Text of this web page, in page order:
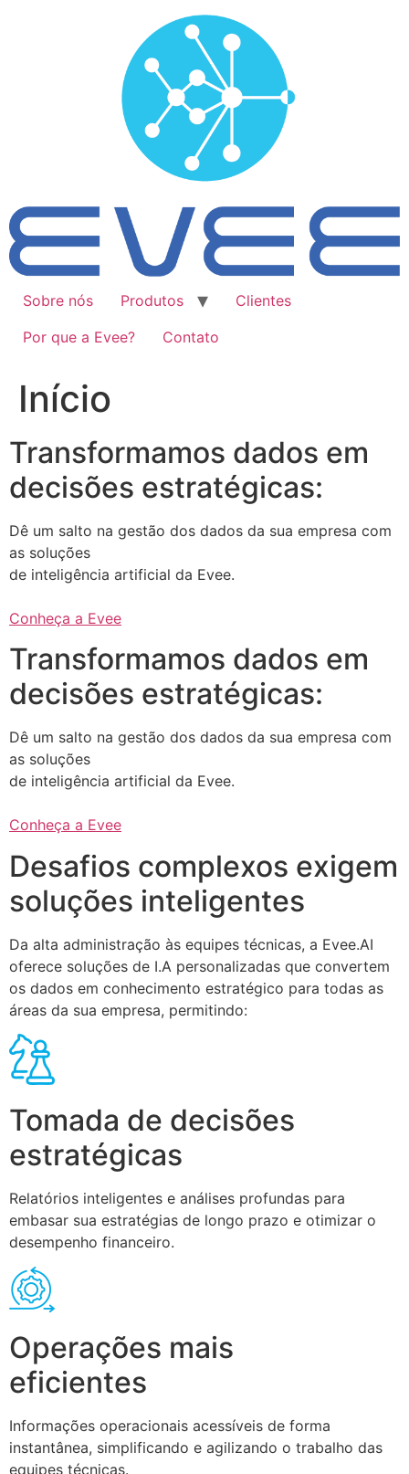
Sobre nós Produtos
Clientes
Por que a Evee?
Contato
Início
Transformamos dados em
decisões estratégicas:
Dê um salto na gestão dos dados da sua empresa com
as soluções
de inteligência artificial da Evee.
Conheça a Evee
Transformamos dados em
decisões estratégicas:
Dê um salto na gestão dos dados da sua empresa com
as soluções
de inteligência artificial da Evee.
Conheça a Evee
Desafios complexos exigem
soluções inteligentes
Da alta administração às equipes técnicas, a Evee.AI
oferece soluções de I.A personalizadas que convertem
os dados em conhecimento estratégico para todas as
áreas da sua empresa, permitindo:
Tomada de decisões
estratégicas
Relatórios inteligentes e análises profundas para
embasar sua estratégias de longo prazo e otimizar o
desempenho financeiro.
Operações mais
eficientes
Informações operacionais acessíveis de forma
instantânea, simplificando e agilizando o trabalho das
equipes técnicas.